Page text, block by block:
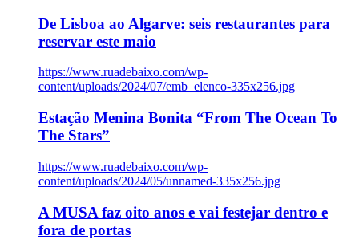
De Lisboa ao Algarve: seis restaurantes para
reservar este maio
https://www.ruadebaixo.com/wp-
content/uploads/2024/07/emb_elenco-335x256.jpg
Estação Menina Bonita “From The Ocean To
The Stars”
https://www.ruadebaixo.com/wp-
content/uploads/2024/05/unnamed-335x256.jpg
A MUSA faz oito anos e vai festejar dentro e
fora de portas